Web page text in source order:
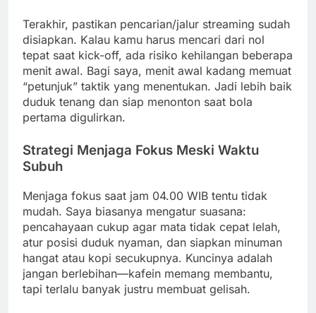
Terakhir, pastikan pencarian/jalur streaming sudah
disiapkan. Kalau kamu harus mencari dari nol
tepat saat kick-off, ada risiko kehilangan beberapa
menit awal. Bagi saya, menit awal kadang memuat
“petunjuk” taktik yang menentukan. Jadi lebih baik
duduk tenang dan siap menonton saat bola
pertama digulirkan.
Strategi Menjaga Fokus Meski Waktu
Subuh
Menjaga fokus saat jam 04.00 WIB tentu tidak
mudah. Saya biasanya mengatur suasana:
pencahayaan cukup agar mata tidak cepat lelah,
atur posisi duduk nyaman, dan siapkan minuman
hangat atau kopi secukupnya. Kuncinya adalah
jangan berlebihan—kafein memang membantu,
tapi terlalu banyak justru membuat gelisah.